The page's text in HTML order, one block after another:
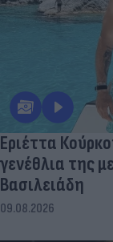
Εριέττα
γενέθλια της
Βασιλειάδη
09.08.2026